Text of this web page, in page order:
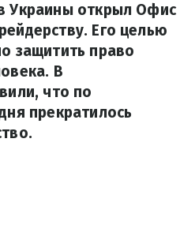
Украины открыл Офис
Его целью
защитить право
В
что по
прекратилось